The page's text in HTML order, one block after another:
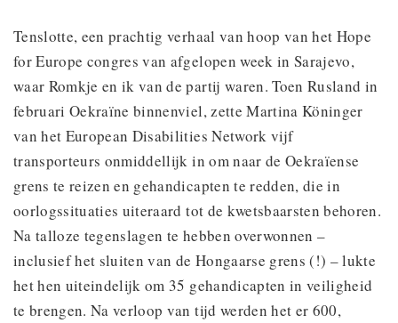
Tenslotte, een prachtig verhaal van hoop van het Hope
for Europe congres van afgelopen week in Sarajevo,
waar Romkje en ik van de partij waren. Toen Rusland in
februari Oekraïne binnenviel, zette Martina Köninger
van het European Disabilities Network vijf
transporteurs onmiddellijk in om naar de Oekraïense
grens te reizen en gehandicapten te redden, die in
oorlogssituaties uiteraard tot de kwetsbaarsten behoren.
Na talloze tegenslagen te hebben overwonnen –
inclusief het sluiten van de Hongaarse grens (!) – lukte
het hen uiteindelijk om 35 gehandicapten in veiligheid
te brengen. Na verloop van tijd werden het er 600,